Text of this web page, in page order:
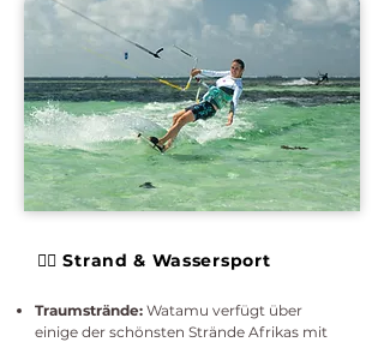
🏄‍♂️ Strand & Wassersport
Traumstrände: Watamu verfügt über
einige der schönsten Strände Afrikas mit